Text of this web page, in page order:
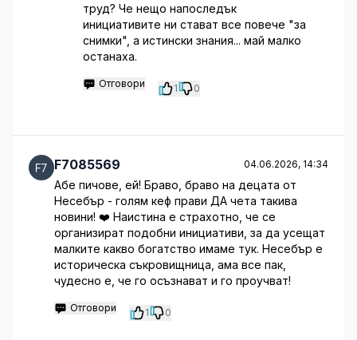
труд? Че нещо напоследък
инициативите ни стават все повече "за
снимки", а истински знания... май малко
останаха.
Отговори 1 0
F7085569 04.06.2026, 14:34
Абе пичове, ей! Браво, браво на децата от
Несебър - голям кеф прави ДА чета такива
новини! ❤️ Наистина е страхотно, че се
организират подобни инициативи, за да усещат
малките какво богатство имаме тук. Несебър е
историческа съкровищница, ама все пак,
чудесно е, че го осъзнават и го проучват!
Отговори 1 0